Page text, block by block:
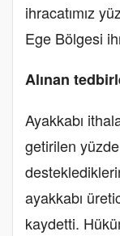
ihracatımız
Ege Bölgesi
Alınan
Ayakkabı
getirilen
ayakkabı
kaydetti.